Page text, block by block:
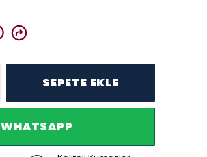
SEPETE EKLE
WHATSAPP